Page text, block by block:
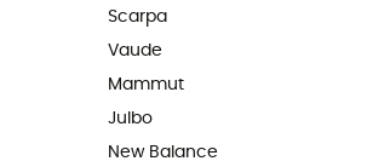
Scarpa
Vaude
Mammut
Julbo
New Balance